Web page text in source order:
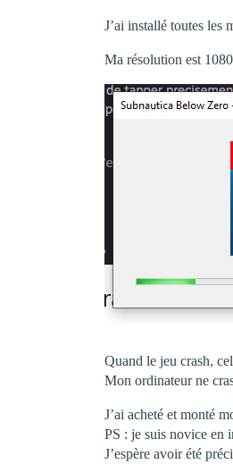
J’ai installé toutes
Ma résolution est
Quand le jeu crash,
Mon ordinateur ne
J’ai acheté et monté
PS : je suis novice en
J’espère avoir été